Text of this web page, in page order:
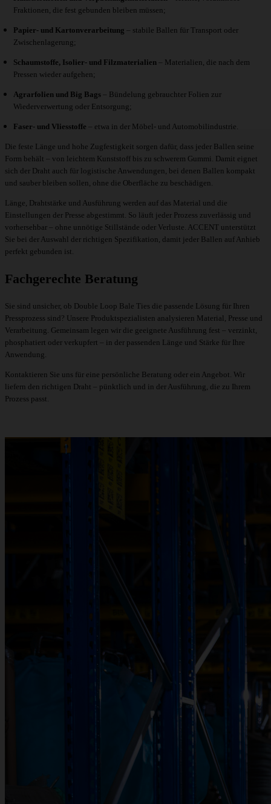
Fraktionen, die fest gebunden bleiben müssen;
Papier- und Kartonverarbeitung – stabile Ballen für Transport oder
Zwischenlagerung;
Schaumstoffe, Isolier- und Filzmaterialien – Materialien, die nach dem
Pressen wieder aufgehen;
Agrarfolien und Big Bags – Bündelung gebrauchter Folien zur
Wiederverwertung oder Entsorgung;
Faser- und Vliesstoffe – etwa in der Möbel- und Automobilindustrie.
Die feste Länge und hohe Zugfestigkeit sorgen dafür, dass jeder Ballen seine
Form behält – von leichtem Kunststoff bis zu schwerem Gummi. Damit eignet
sich der Draht auch für logistische Anwendungen, bei denen Ballen kompakt
und sauber bleiben sollen, ohne die Oberfläche zu beschädigen.
Länge, Drahtstärke und Ausführung werden auf das Material und die
Einstellungen der Presse abgestimmt. So läuft jeder Prozess zuverlässig und
vorhersehbar – ohne unnötige Stillstände oder Verluste. ACCENT unterstützt
Sie bei der Auswahl der richtigen Spezifikation, damit jeder Ballen auf Anhieb
perfekt gebunden ist.
Fachgerechte Beratung
Sie sind unsicher, ob Double Loop Bale Ties die passende Lösung für Ihren
Pressprozess sind? Unsere Produktspezialisten analysieren Material, Presse und
Verarbeitung. Gemeinsam legen wir die geeignete Ausführung fest – verzinkt,
phosphatiert oder verkupfert – in der passenden Länge und Stärke für Ihre
Anwendung.
Kontaktieren Sie uns für eine persönliche Beratung oder ein Angebot . Wir
liefern den richtigen Draht – pünktlich und in der Ausführung, die zu Ihrem
Prozess passt.